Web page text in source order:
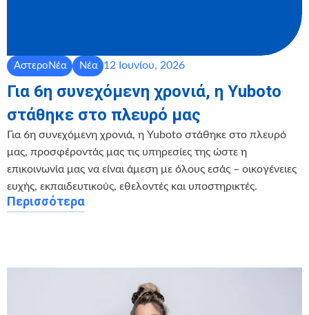
ΑστεροΝέα Νέα 12 Ιουνίου, 2026
Για 6η συνεχόμενη χρονιά, η Yuboto
στάθηκε στο πλευρό μας
Για 6η συνεχόμενη χρονιά, η Yuboto στάθηκε στο πλευρό
μας, προσφέροντάς μας τις υπηρεσίες της ώστε η
επικοινωνία μας να είναι άμεση με όλους εσάς – οικογένειες
ευχής, εκπαιδευτικούς, εθελοντές και υποστηρικτές.
Περισσότερα